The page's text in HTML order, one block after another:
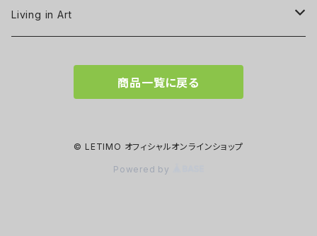
Living in Art
商品一覧に戻る
© LETIMO オフィシャルオンラインショップ
Powered by